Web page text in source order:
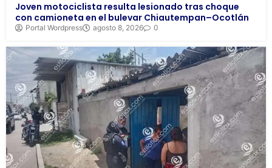
Joven motociclista resulta lesionado tras choque
con camioneta en el bulevar Chiautempan–Ocotlán
Portal Wordpress agosto 8, 2026 0